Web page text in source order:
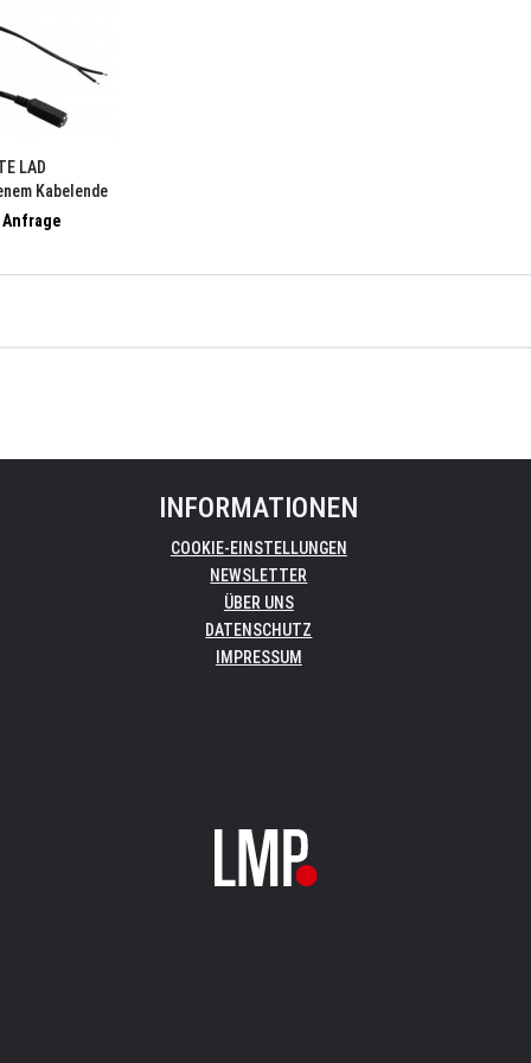
LAD
Kabelende
INFORMATIONEN
COOKIE-EINSTELLUNGEN
NEWSLETTER
ÜBER UNS
DATENSCHUTZ
IMPRESSUM